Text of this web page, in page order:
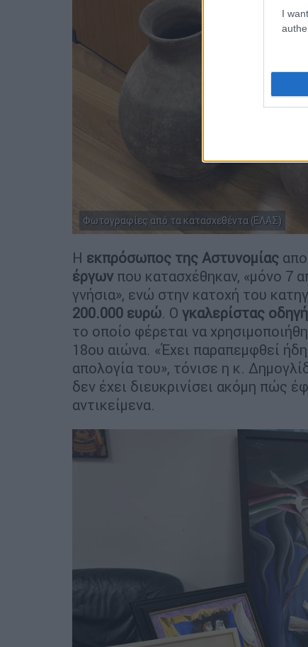
I
Φωτογραφίες από τα κατασχεθέντα (ΕΛΑΣ)
Η εκπρόσωπος της Αστυνομίας
έργων που κατασχέθηκαν, «μόνο 7
γνήσια», ενώ στην κατοχή του
200.000 ευρώ. Ο γκαλερίστας
το οποίο φέρεται να
18ου αιώνα. «Έχει παραπεμφθεί
απολογία του», τόνισε η κ.
δεν έχει διευκρινίσει ακόμη πώς
αντικείμενα.